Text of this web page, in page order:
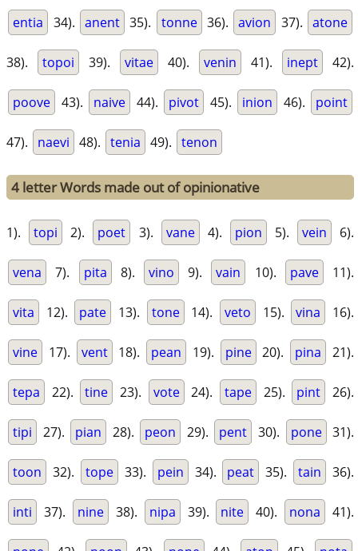
entia 34). anent 35). tonne 36). avion 37). atone
38). topoi 39). vitae 40). venin 41). inept 42).
poove 43). naive 44). pivot 45). inion 46). point
47). naevi 48). tenia 49). tenon
4 letter Words made out of opinionative
1). topi 2). poet 3). vane 4). pion 5). vein 6).
vena 7). pita 8). vino 9). vain 10). pave 11).
vita 12). pate 13). tone 14). veto 15). vina 16).
vine 17). vent 18). pean 19). pine 20). pina 21).
tepa 22). tine 23). vote 24). tape 25). pint 26).
tipi 27). pian 28). peon 29). pent 30). pone 31).
toon 32). tope 33). pein 34). peat 35). tain 36).
inti 37). nine 38). nipa 39). nite 40). nona 41).